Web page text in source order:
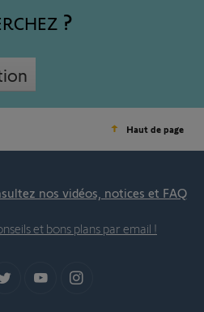
Haut de page
nos vidéos, notices et FAQ
et bons plans par email !